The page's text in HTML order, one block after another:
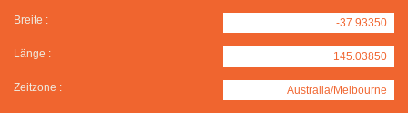
Breite : -37.93350
Länge : 145.03850
Zeitzone : Australia/Melbourne